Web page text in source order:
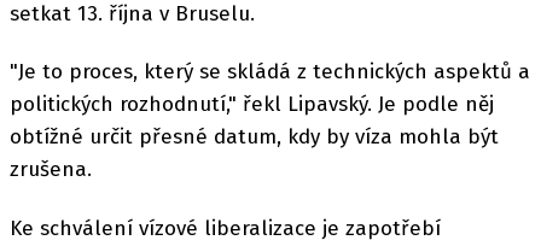
setkat 13. října v Bruselu.
"Je to proces, který se skládá z technických aspektů a
politických rozhodnutí," řekl Lipavský. Je podle něj
obtížné určit přesné datum, kdy by víza mohla být
zrušena.
Ke schválení vízové liberalizace je zapotřebí